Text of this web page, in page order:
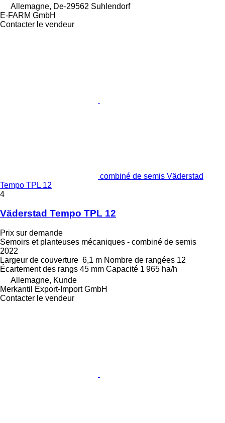
Allemagne, De-29562 Suhlendorf
E-FARM GmbH
Contacter le vendeur
combiné de semis Väderstad
Tempo TPL 12
4
Väderstad Tempo TPL 12
Prix sur demande
Semoirs et planteuses mécaniques - combiné de semis
2022
Largeur de couverture 6,1 m Nombre de rangées 12
Écartement des rangs 45 mm Capacité 1 965 ha/h
Allemagne, Kunde
Merkantil Export-Import GmbH
Contacter le vendeur